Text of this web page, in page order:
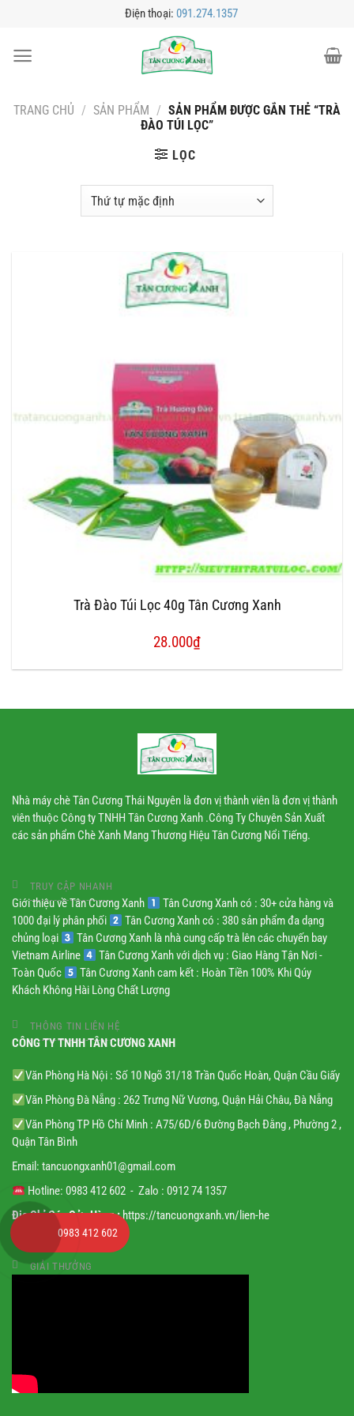
nội
Điện thoại: 091.274.1357
TRANG CHỦ / SẢN PHẨM / SẢN PHẨM ĐƯỢC GẮN THẺ “TRÀ
ĐÀO TÚI LỌC”
LỌC
Trà Đào Túi Lọc 40g Tân Cương Xanh
28.000₫
Nhà máy chè Tân Cương Thái Nguyên là đơn vị thành viên là đơn vị thành
viên thuộc Công ty TNHH Tân Cương Xanh .Công Ty Chuyên Sản Xuất
các sản phẩm Chè Xanh Mang Thương Hiệu Tân Cương Nổi Tiếng.
TRUY CẬP NHANH
Giới thiệu về Tân Cương Xanh
Tân Cương Xanh có : 30+ cửa hàng và
1000 đại lý phân phối
Tân Cương Xanh có : 380 sản phẩm đa dạng
chủng loại
Tân Cương Xanh là nhà cung cấp trà lên các chuyến bay
Vietnam Airline
Tân Cương Xanh với dịch vụ : Giao Hàng Tận Nơi -
Toàn Quốc
Tân Cương Xanh cam kết : Hoàn Tiền 100% Khi Qúy
Khách Không Hài Lòng Chất Lượng
THÔNG TIN LIÊN HỆ
CÔNG TY TNHH TÂN CƯƠNG XANH
Văn Phòng Hà Nội : Số 10 Ngõ 31/18 Trần Quốc Hoàn, Quận Cầu Giấy
Văn Phòng Đà Nẵng : 262 Trưng Nữ Vương, Quận Hải Châu, Đà Nẵng
Văn Phòng TP Hồ Chí Minh : A75/6D/6 Đường Bạch Đằng , Phường 2 ,
Quận Tân Bình
Email: tancuongxanh01@gmail.com
Hotline: 0983 412 602 - Zalo : 0912 74 1357
Địa Chỉ Các Cửa Hàng :https://tancuongxanh.vn/lien-he
GIẢI THƯỞNG
0983 412 602